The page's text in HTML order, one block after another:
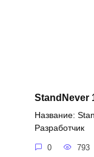
StandNever
Название:
Разработчик
0 793